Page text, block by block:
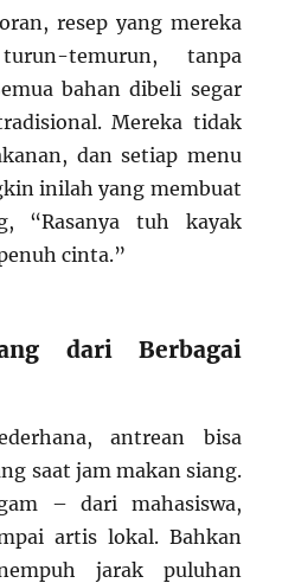
resep yang mereka
temurun, tanpa
bahan dibeli segar
Mereka tidak
dan setiap menu
inilah yang membuat
“Rasanya tuh kayak
cinta.”
dari Berbagai
antrean bisa
saat jam makan siang.
– dari mahasiswa,
artis lokal. Bahkan
jarak puluhan